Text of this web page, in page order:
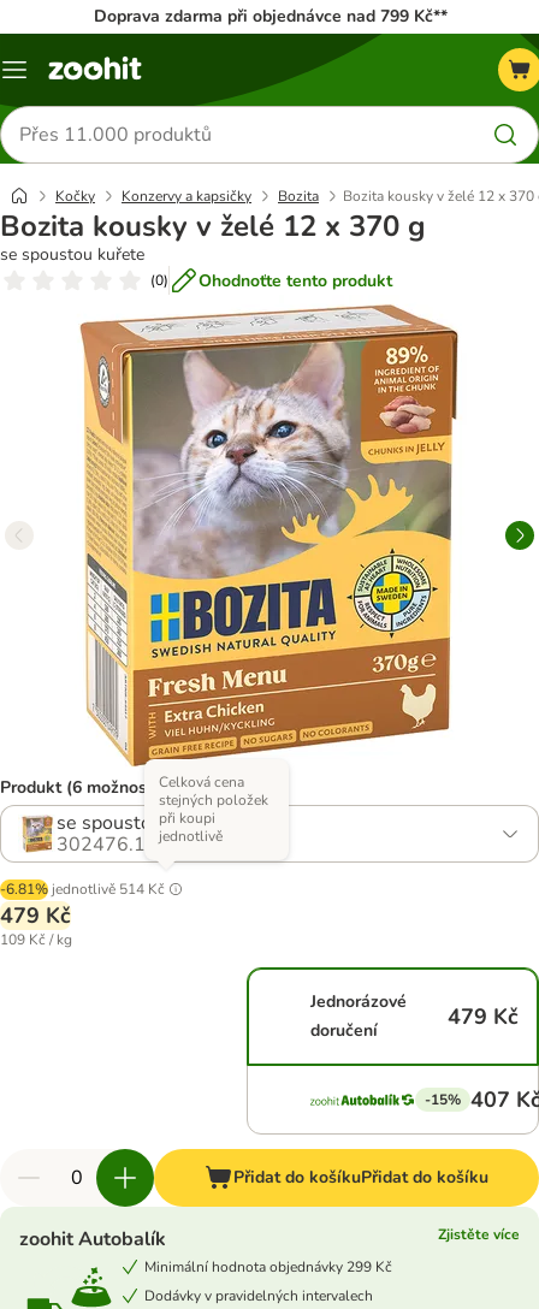
Doprava zdarma při objednávce nad 799 Kč**
Menu
Hledat
produkty
Kočky Konzervy a kapsičky Bozita Bozita kousky v želé 12 x 370
Bozita kousky v želé 12 x 370 g
se spoustou kuřete
(0) Ohodnoťte tento produkt
Produkt (6 možností)
se spoustou kuřete
302476.19
-6.81% jednotlivě 514 Kč
Celková cena
stejných položek
při koupi
jednotlivě
479 Kč
109 Kč / kg
Jednorázové
doručení
479 Kč
-15% 407
Přidat do košíkuPřidat do košíku
zoohit Autobalík
Zjistěte více
Minimální hodnota objednávky 299 Kč
Dodávky v pravidelných intervalech